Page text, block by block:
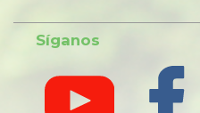
Síganos